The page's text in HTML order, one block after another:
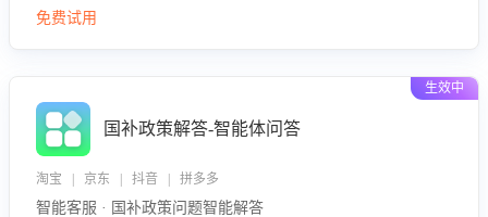
免费试用
生效中
国补政策解答-智能体问答
淘宝 | 京东 | 抖音 | 拼多多
智能客服 · 国补政策问题智能解答